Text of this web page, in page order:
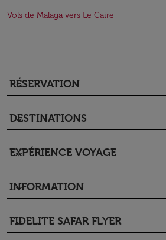
Vols de Malaga vers Le Caire
RÉSERVATION
keyboard_arrow_down
DESTINATIONS
keyboard_arrow_down
EXPÉRIENCE VOYAGE
keyboard_arrow_down
INFORMATION
keyboard_arrow_down
FIDELITE SAFAR FLYER
keyboard_arrow_down